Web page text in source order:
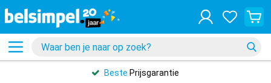
Beste Prijsgarantie